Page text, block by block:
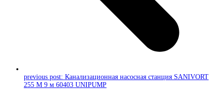
previous post: Канализационная насосная станция SANIVORT
255 М 9 м 60403 UNIPUMP